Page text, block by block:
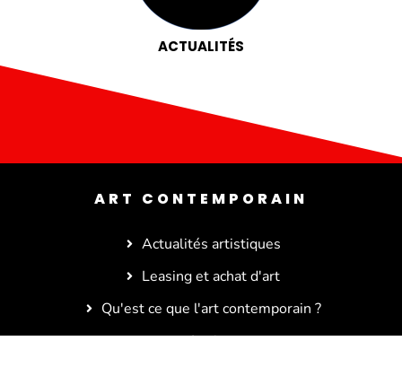
ACTUALITÉS
ART CONTEMPORAIN
Actualités artistiques
Leasing et achat d'art
Qu'est ce que l'art contemporain ?
In situ